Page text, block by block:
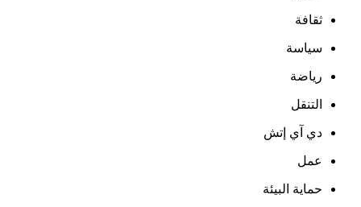
ثقافة
سياسة
رياضة
التنقل
دي آي إتش
عمل
حماية البيئة